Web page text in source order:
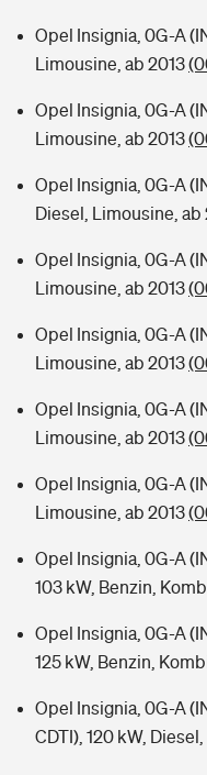
Opel Insignia, 0G-A
Limousine, ab 2013
Opel Insignia, 0G-A
Limousine, ab 2013
Opel Insignia, 0G-A
Diesel, Limousine, ab
Opel Insignia, 0G-A
Limousine, ab 2013
Opel Insignia, 0G-A
Limousine, ab 2013
Opel Insignia, 0G-A
Limousine, ab 2013
Opel Insignia, 0G-A
Limousine, ab 2013
Opel Insignia, 0G-A
103 kW, Benzin,
Opel Insignia, 0G-A
125 kW, Benzin,
Opel Insignia, 0G-A
CDTI), 120 kW,